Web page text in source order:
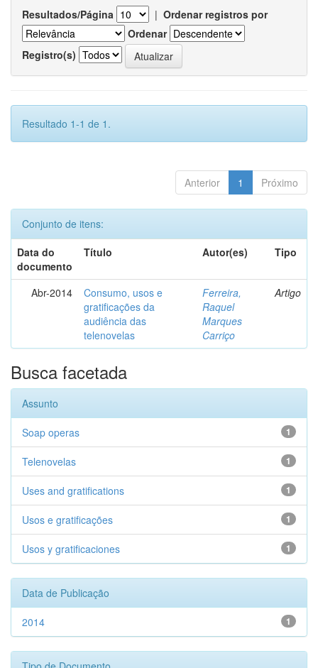
Resultados/Página | Ordenar registros por
Ordenar
Registro(s)
Resultado 1-1 de 1.
Anterior 1 Próximo
Conjunto de itens:
Data do
documento
Título Autor(es) Tipo
Abr-2014
Consumo, usos e
gratificações da
audiência das
telenovelas
Ferreira,
Raquel
Marques
Carriço
Artigo
Busca facetada
Assunto
1
Soap operas
1
Telenovelas
1
Uses and gratifications
1
Usos e gratificações
1
Usos y gratificaciones
Data de Publicação
1
2014